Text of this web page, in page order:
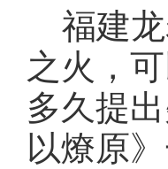
福建龙
之火，
多久提
以燎原